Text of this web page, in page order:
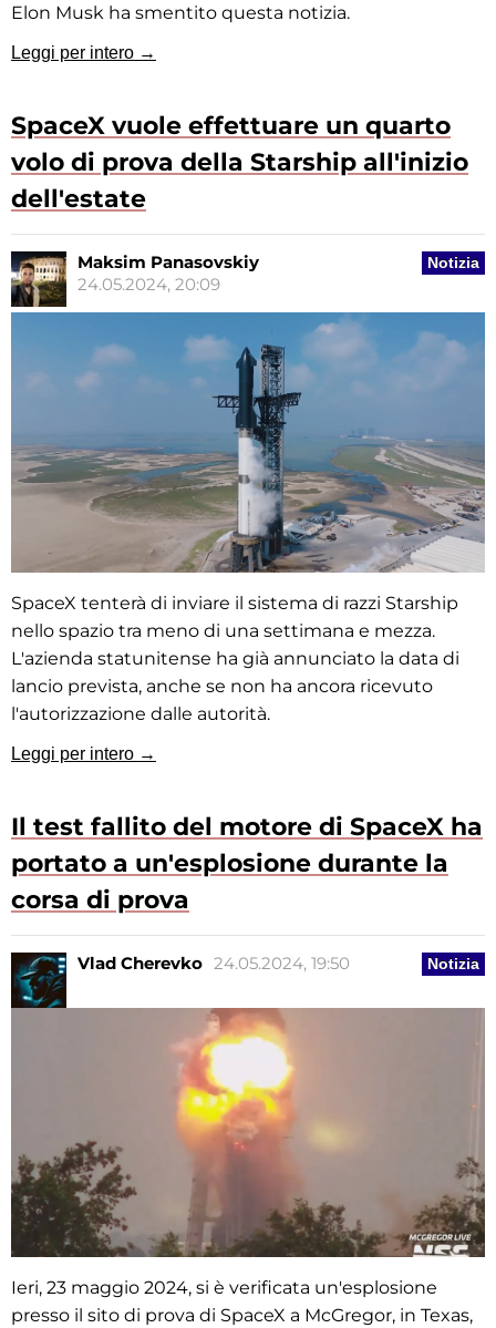
Elon Musk ha smentito questa notizia.
Leggi per intero →
SpaceX vuole effettuare un quarto
volo di prova della Starship all'inizio
dell'estate
Notizia
Maksim Panasovskiy
24.05.2024, 20:09
SpaceX tenterà di inviare il sistema di razzi Starship
nello spazio tra meno di una settimana e mezza.
L'azienda statunitense ha già annunciato la data di
lancio prevista, anche se non ha ancora ricevuto
l'autorizzazione dalle autorità.
Leggi per intero →
Il test fallito del motore di SpaceX ha
portato a un'esplosione durante la
corsa di prova
Notizia
Vlad Cherevko 24.05.2024, 19:50
Ieri, 23 maggio 2024, si è verificata un'esplosione
presso il sito di prova di SpaceX a McGregor, in Texas,